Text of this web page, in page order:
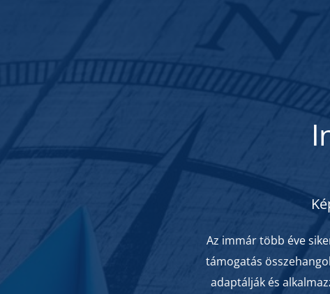
Az immár több éve
támogatás
adaptálják és